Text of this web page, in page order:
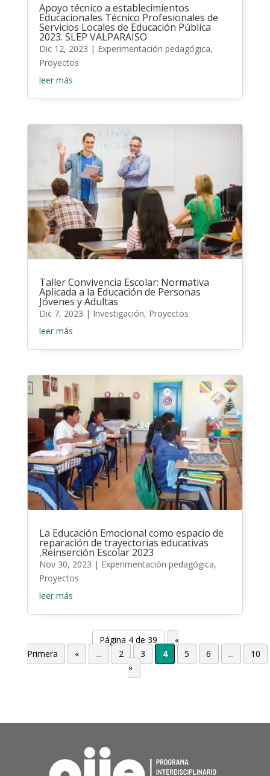
Apoyo técnico a establecimientos
Educacionales Técnico Profesionales de
Servicios Locales de Educación Pública
2023. SLEP VALPARAISO
Dic 12, 2023 | Experimentación pedagógica,
Proyectos
leer más
Taller Convivencia Escolar: Normativa
Aplicada a la Educación de Personas
Jóvenes y Adultas
Dic 7, 2023 | Investigación, Proyectos
leer más
La Educación Emocional como espacio de
reparación de trayectorias educativas
,Reinserción Escolar 2023
Nov 30, 2023 | Experimentación pedagógica,
Proyectos
leer más
Página 4 de 39
«
Primera
« ... 2 3 4 5 6 ...
10
»